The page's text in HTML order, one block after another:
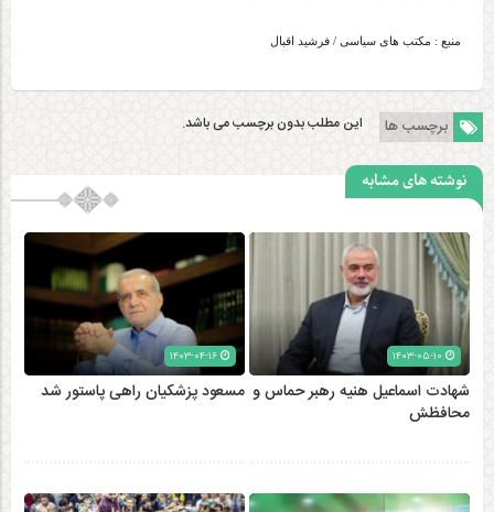
منبع : مکتب های سیاسی / فرشید اقبال
برچسب ها این مطلب بدون برچسب می باشد.
نوشته های مشابه
شهادت اسماعیل هنیه رهبر حماس و
محافظش
مسعود پزشکیان راهی پاستور شد